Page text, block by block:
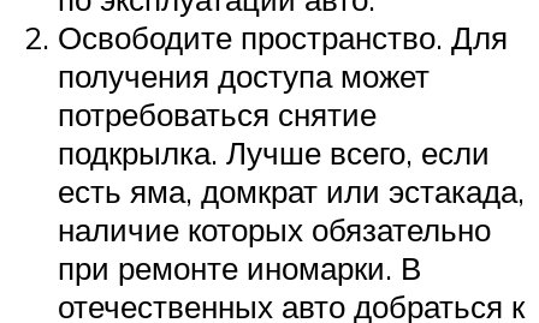
Освободите пространство. Для
получения доступа может
потребоваться снятие
подкрылка. Лучше всего, если
есть яма, домкрат или эстакада,
наличие которых обязательно
при ремонте иномарки. В
отечественных авто добраться к